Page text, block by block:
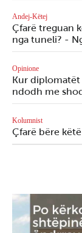
Andej-Këtej
Çfarë treguan
nga tuneli? -
Opinione
Kur diplomatët
ndodh me
Kolumnist
Çfarë bëre